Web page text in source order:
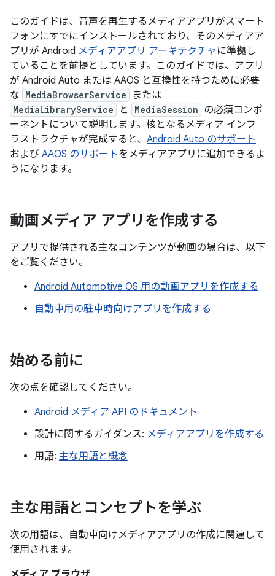
このガイドは、音声を再生するメディアアプリがスマート
フォンにすでにインストールされており、そのメディアア
プリが Android メディアアプリ アーキテクチャ に準拠し
ていることを前提としています。このガイドでは、アプリ
が Android Auto または AAOS と互換性を持つために必要
な MediaBrowserService または
MediaLibraryService と MediaSession の必須コンポ
ーネントについて説明します。核となるメディア インフ
ラストラクチャが完成すると、 Android Auto のサポート
および AAOS のサポートをメディアアプリに追加できるよ
うになります。
動画メディア アプリを作成する
アプリで提供される主なコンテンツが動画の場合は、以下
をご覧ください。
Android Automotive OS 用の動画アプリを作成する
自動車用の駐車時向けアプリを作成する
始める前に
次の点を確認してください。
Android メディア API のドキュメント
設計に関するガイダンス: メディアアプリを作成する
用語: 主な用語と概念
主な用語とコンセプトを学ぶ
次の用語は、自動車向けメディアアプリの作成に関連して
使用されます。